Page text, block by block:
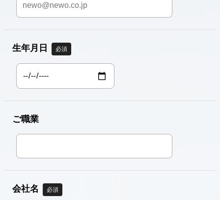
生年月日 必須
ご職業
会社名 必須